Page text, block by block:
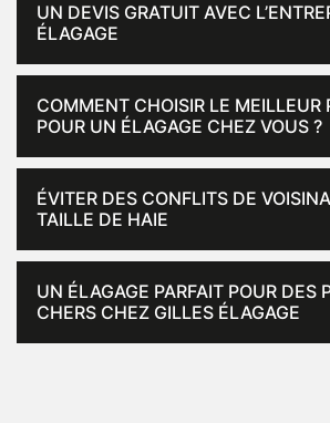
UN DEVIS GRATUIT AVEC
ÉLAGAGE
COMMENT CHOISIR LE MEILLEUR
POUR UN ÉLAGAGE CHEZ VOUS ?
ÉVITER DES CONFLITS DE
TAILLE DE HAIE
UN ÉLAGAGE PARFAIT POUR DES
CHERS CHEZ GILLES ÉLAGAGE